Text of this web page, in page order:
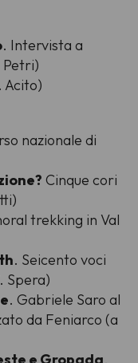
. Intervista a
Petri)
Acito)
nazionale di
Cinque cori
trekking in Val
. Seicento voci
Spera)
. Gabriele Saro al
da Feniarco (a
e Gropada.